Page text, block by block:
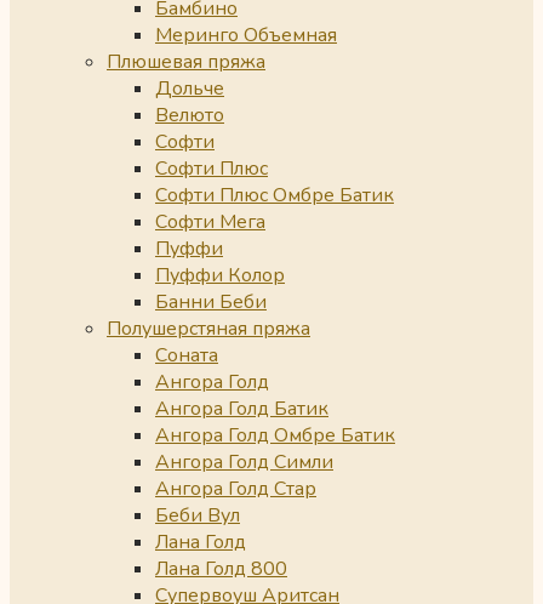
Бамбино
Меринго Объемная
Плюшевая пряжа
Дольче
Велюто
Софти
Софти Плюс
Софти Плюс Омбре Батик
Софти Мега
Пуффи
Пуффи Колор
Банни Беби
Полушерстяная пряжа
Соната
Ангора Голд
Ангора Голд Батик
Ангора Голд Омбре Батик
Ангора Голд Симли
Ангора Голд Стар
Беби Вул
Лана Голд
Лана Голд 800
Супервоуш Аритсан